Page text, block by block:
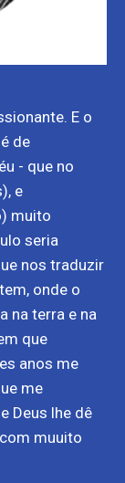
E o
de
- que no
e
muito
seria
nos traduzir
onde o
na terra e na
que
anos me
me
Deus lhe dê
muuito